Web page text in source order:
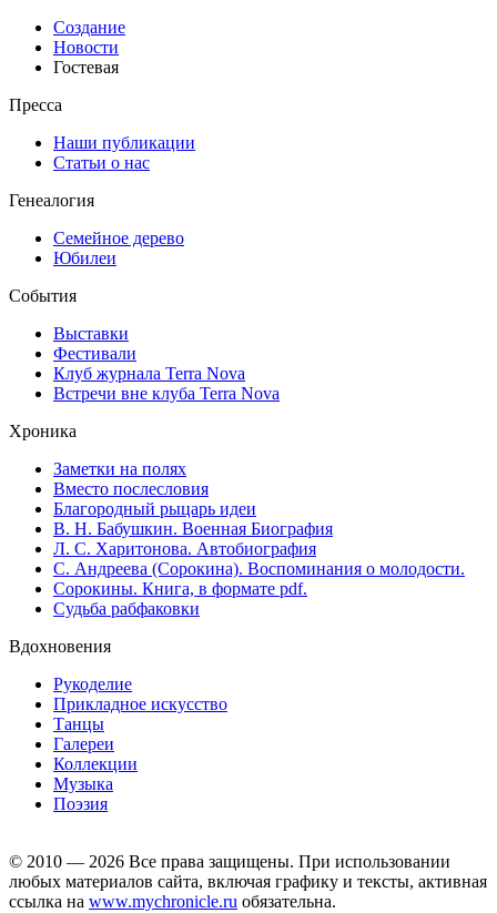
Создание
Новости
Гостевая
Пресса
Наши публикации
Статьи о нас
Генеалогия
Семейное дерево
Юбилеи
События
Выставки
Фестивали
Клуб журнала Terra Nova
Встречи вне клуба Terra Nova
Хроника
Заметки на полях
Вместо послесловия
Благородный рыцарь идеи
В. Н. Бабушкин. Военная Биография
Л. С. Харитонова. Автобиография
С. Андреева (Сорокина). Воспоминания о молодости.
Сорокины. Книга, в формате pdf.
Судьба рабфаковки
Вдохновения
Рукоделие
Прикладное искусство
Танцы
Галереи
Коллекции
Музыка
Поэзия
© 2010 — 2026 Все права защищены. При использовании
любых материалов сайта, включая графику и тексты, активная
ссылка на www.mychronicle.ru обязательна.